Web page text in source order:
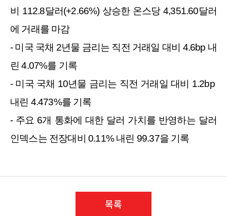
비 112.8달러(+2.66%) 상승한 온스당 4,351.60달러
에 거래를 마감
- 미국 국채 2년물 금리는 직전 거래일 대비 4.6bp 내
린 4.07%를 기록
- 미국 국채 10년물 금리는 직전 거래일 대비 1.2bp
내린 4.473%를 기록
- 주요 6개 통화에 대한 달러 가치를 반영하는 달러
인덱스는 전장대비 0.11% 내린 99.37을 기록
목록